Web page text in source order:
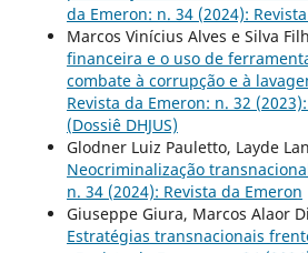
da Emeron: n. 34 (2024):
Marcos Vinícius Alves e Silva
financeira e o uso de
combate à corrupção e à
Revista da Emeron: n. 32
(Dossiê DHJUS)
Glodner Luiz Pauletto, Layde
Neocriminalização
n. 34 (2024): Revista da Emeron
Giuseppe Giura, Marcos Alaor
Estratégias transnacionais